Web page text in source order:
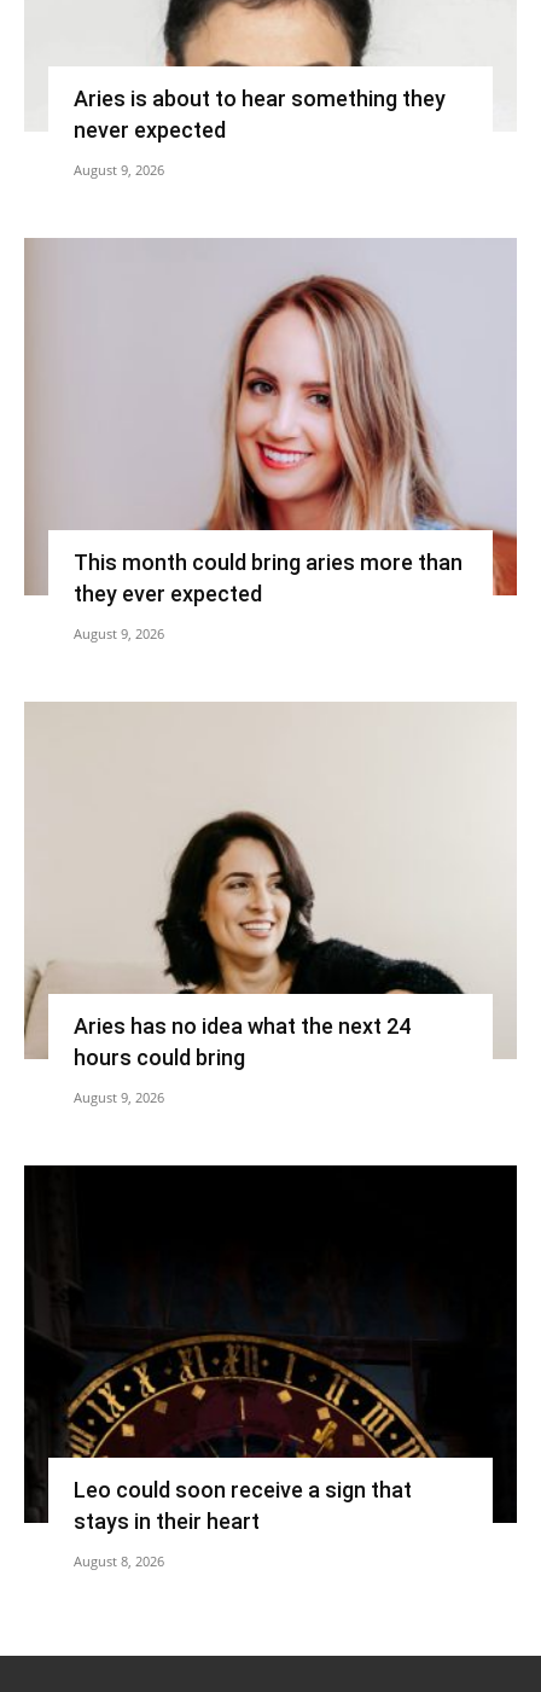
Aries is about to hear something they
never expected
August 9, 2026
This month could bring aries more than
they ever expected
August 9, 2026
Aries has no idea what the next 24
hours could bring
August 9, 2026
Leo could soon receive a sign that
stays in their heart
August 8, 2026